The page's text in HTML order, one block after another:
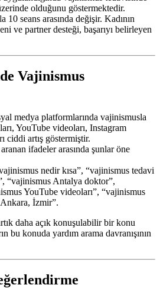
olduğunu göstermektedir.
seans arasında değişir. Kadının
ve partner desteği, başarıyı belirleyen
Vajinismus
medya platformlarında vajinismusla
YouTube videoları, Instagram
ciddi artış göstermiştir.
ifadeler arasında şunlar öne
nedir kısa”, “vajinismus tedavi
“vajinismus Antalya doktor”,
YouTube videoları”, “vajinismus
İzmir”.
daha açık konuşulabilir bir konu
bu konuda yardım arama davranışının